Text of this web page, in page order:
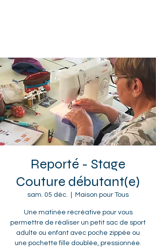
Reporté - Stage
Couture débutant(e)
sam. 05 déc. Maison pour Tous
Une matinée récréative pour vous
permettre de réaliser un petit sac de sport
adulte ou enfant avec poche zippée ou
une pochette fille doublée, pressionnée.